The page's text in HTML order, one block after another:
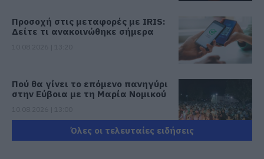
Προσοχή στις μεταφορές με IRIS:
Δείτε τι ανακοινώθηκε σήμερα
Πού θα γίνει το επόμενο πανηγύρι
στην Εύβοια με τη Μαρία Νομικού
Όλες οι τελευταίες ειδήσεις